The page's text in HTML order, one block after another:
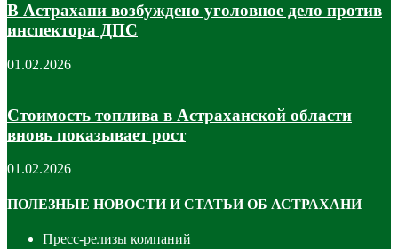
В Астрахани возбуждено уголовное дело против
инспектора ДПС
01.02.2026
Стоимость топлива в Астраханской области
вновь показывает рост
01.02.2026
ПОЛЕЗНЫЕ НОВОСТИ И СТАТЬИ ОБ АСТРАХАНИ
Пресс-релизы компаний